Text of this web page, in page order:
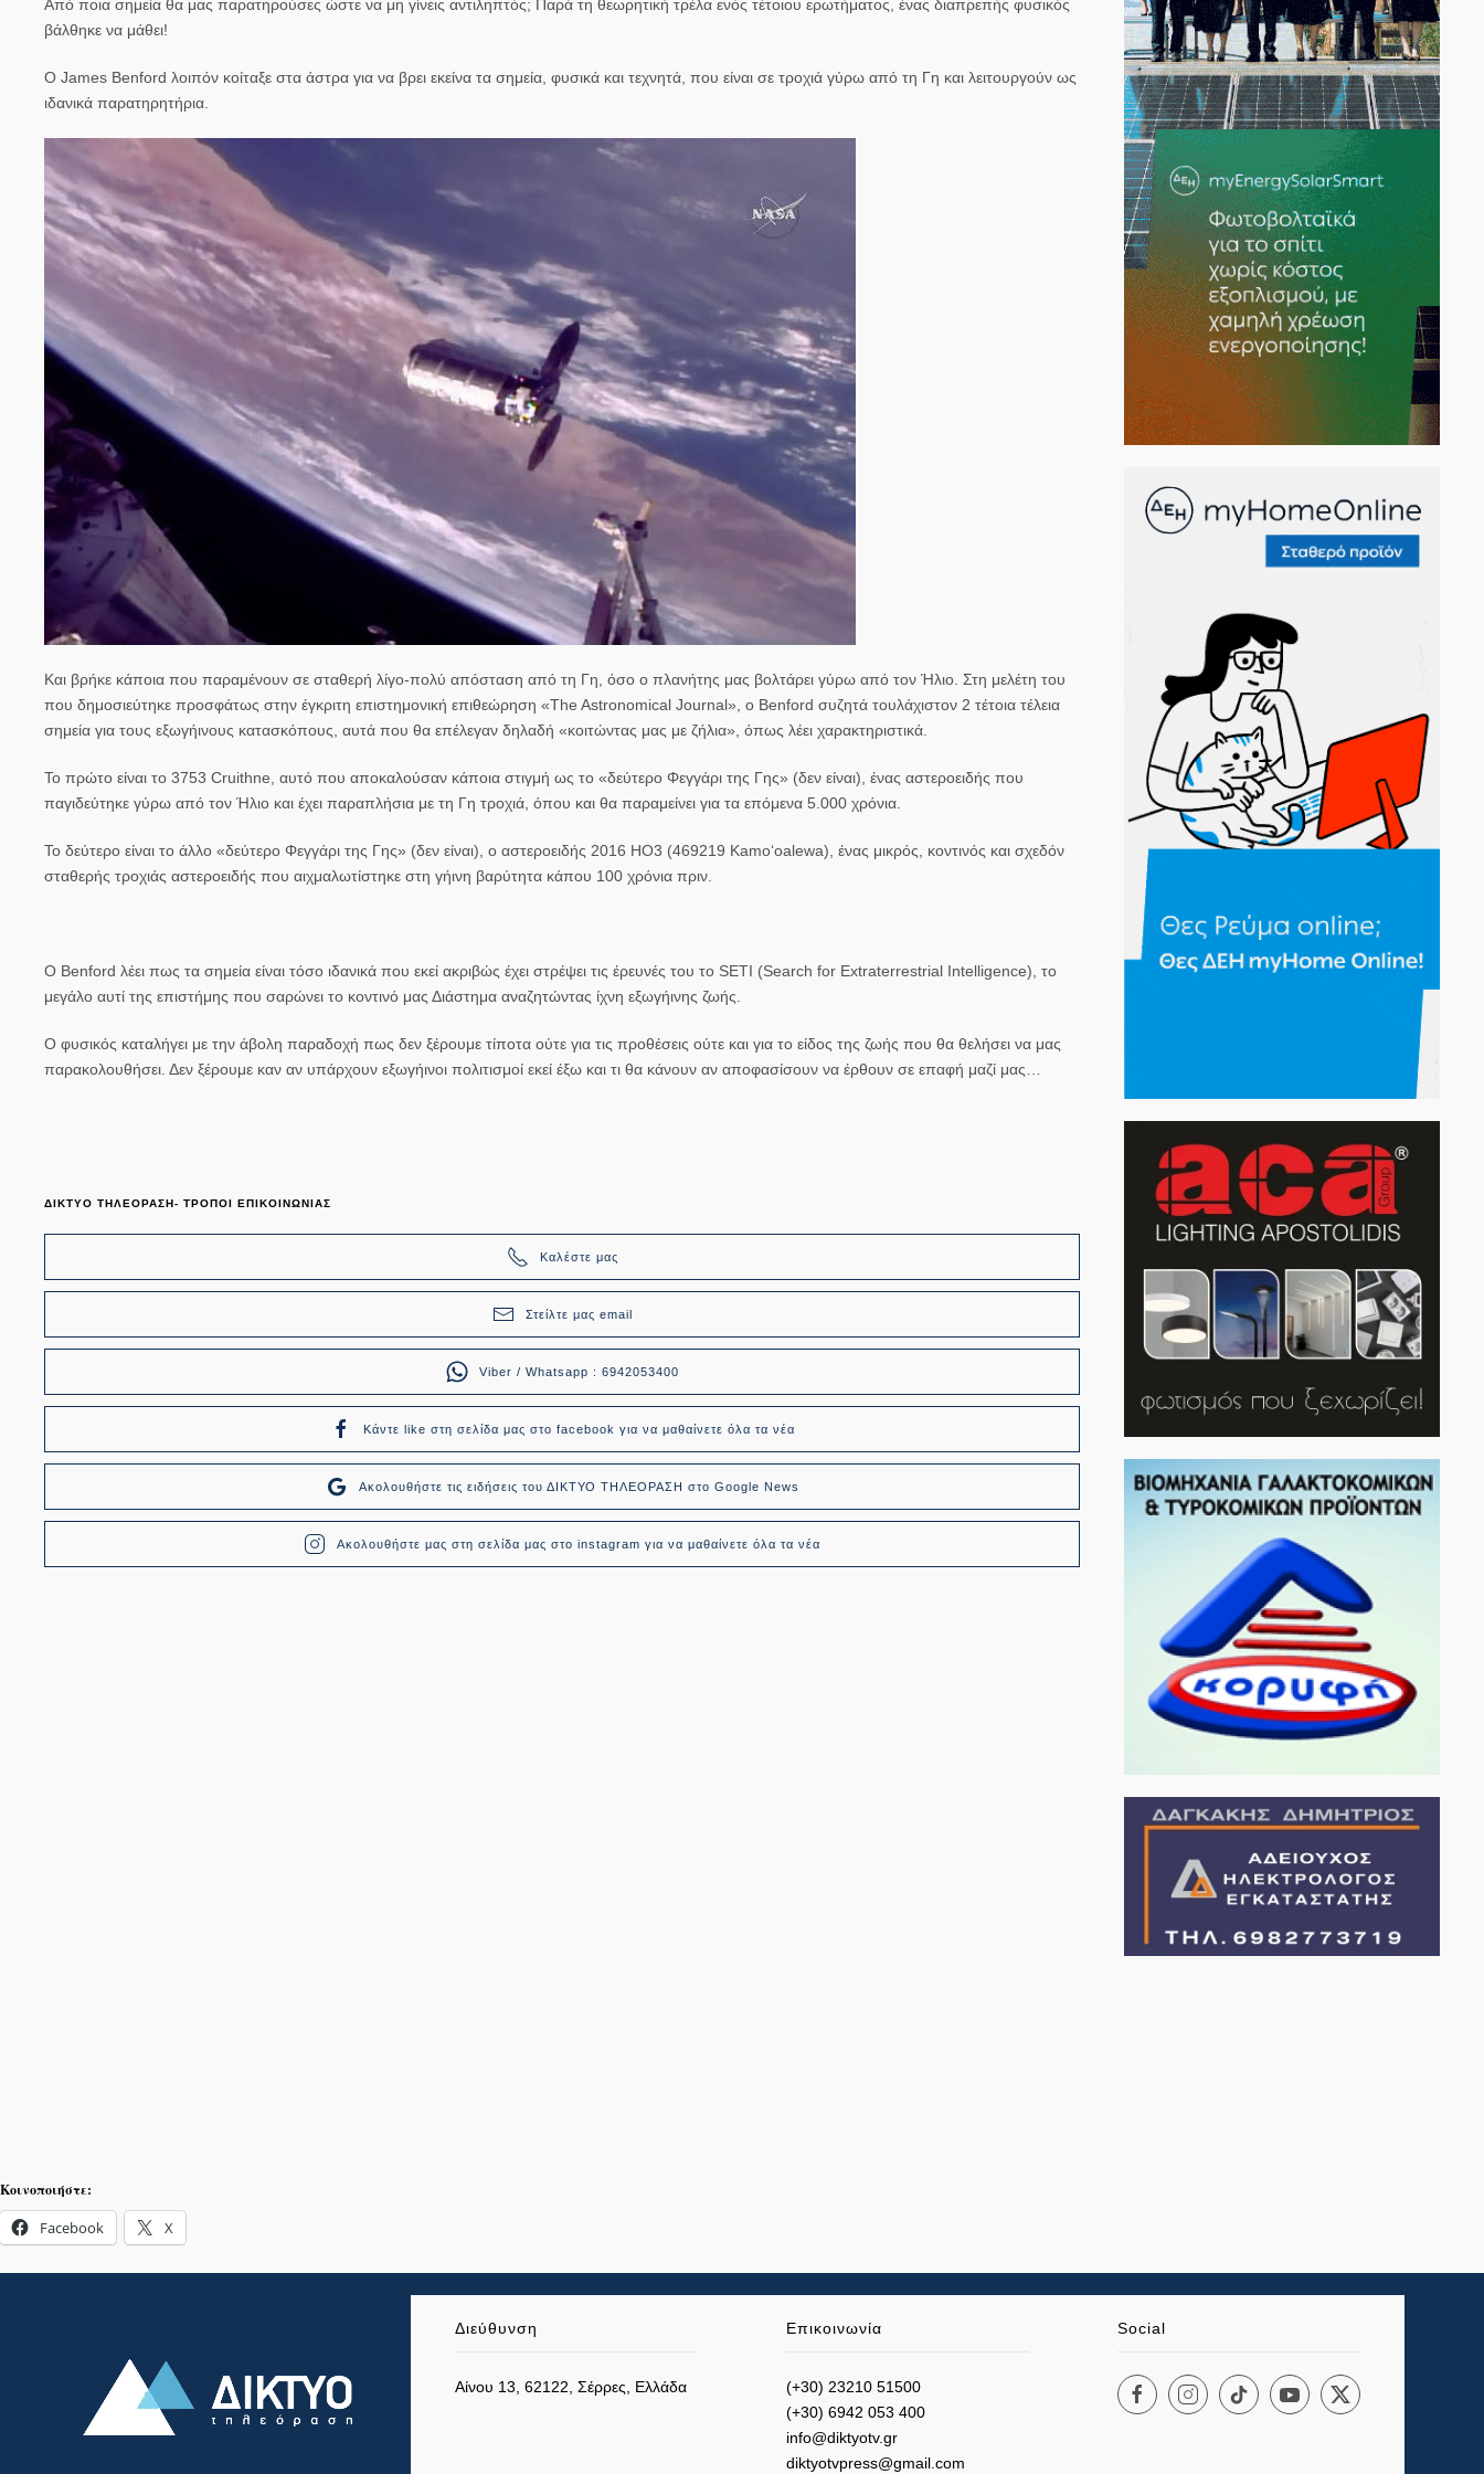
Από ποια σημεία θα μας παρατηρούσες ώστε να μη γίνεις αντιληπτός; Παρά τη θεωρητική τρέλα ενός τέτοιου ερωτήματος, ένας διαπρεπής φυσικός
βάλθηκε να μάθει!
Ο James Benford λοιπόν κοίταξε στα άστρα για να βρει εκείνα τα σημεία, φυσικά και τεχνητά, που είναι σε τροχιά γύρω από τη Γη και λειτουργούν ως
ιδανικά παρατηρητήρια.
Και βρήκε κάποια που παραμένουν σε σταθερή λίγο-πολύ απόσταση από τη Γη, όσο ο πλανήτης μας βολτάρει γύρω από τον Ήλιο . Στη μελέτη του
που δημοσιεύτηκε προσφάτως στην έγκριτη επιστημονική επιθεώρηση «The Astronomical Journal», ο Benford συζητά τουλάχιστον 2 τέτοια τέλεια
σημεία για τους εξωγήινους κατασκόπους, αυτά που θα επέλεγαν δηλαδή «κοιτώντας μας με ζήλια», όπως λέει χαρακτηριστικά.
Το πρώτο είναι το 3753 Cruithne, αυτό που αποκαλούσαν κάποια στιγμή ως το «δεύτερο Φεγγάρι της Γης» (δεν είναι), ένας αστεροειδής που
παγιδεύτηκε γύρω από τον Ήλιο και έχει παραπλήσια με τη Γη τροχιά, όπου και θα παραμείνει για τα επόμενα 5.000 χρόνια.
Το δεύτερο είναι το άλλο «δεύτερο Φεγγάρι της Γης» (δεν είναι), ο αστεροειδής 2016 HO3 (469219 Kamoʻoalewa), ένας μικρός, κοντινός και σχεδόν
σταθερής τροχιάς αστεροειδής που αιχμαλωτίστηκε στη γήινη βαρύτητα κάπου 100 χρόνια πριν.
Ο Benford λέει πως τα σημεία είναι τόσο ιδανικά που εκεί ακριβώς έχει στρέψει τις έρευνές του το SETI (Search for Extraterrestrial Intelligence), το
μεγάλο αυτί της επιστήμης που σαρώνει το κοντινό μας Διάστημα αναζητώντας ίχνη εξωγήινης ζωής.
Ο φυσικός καταλήγει με την άβολη παραδοχή πως δεν ξέρουμε τίποτα ούτε για τις προθέσεις ούτε και για το είδος της ζωής που θα θελήσει να μας
παρακολουθήσει. Δεν ξέρουμε καν αν υπάρχουν εξωγήινοι πολιτισμοί εκεί έξω και τι θα κάνουν αν αποφασίσουν να έρθουν σε επαφή μαζί μας…
ΔΙΚΤΥΟ ΤΗΛΕΟΡΑΣΗ- ΤΡΟΠΟΙ ΕΠΙΚΟΙΝΩΝΙΑΣ
Καλέστε μας
Στείλτε μας email
Viber / Whatsapp : 6942053400
Κάντε like στη σελίδα μας στο facebook για να μαθαίνετε όλα τα νέα
Ακολουθήστε τις ειδήσεις του ΔΙΚΤΥΟ ΤΗΛΕΟΡΑΣΗ στο Google News
Ακολουθήστε μας στη σελίδα μας στο instagram για να μαθαίνετε όλα τα νέα
Κοινοποιήστε:
Facebook X
Διεύθυνση
Αίνου 13, 62122, Σέρρες, Ελλάδα
Επικοινωνία
(+30) 23210 51500
(+30) 6942 053 400
info@diktyotv.gr
diktyotvpress@gmail.com
Social